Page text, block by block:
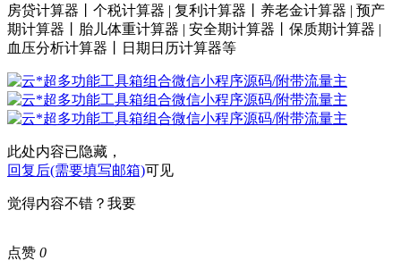
房贷计算器丨个税计算器 | 复利计算器丨养老金计算器 | 预产
期计算器丨胎儿体重计算器 | 安全期计算器丨保质期计算器 |
血压分析计算器丨日期日历计算器等
此处内容已隐藏，
回复后(需要填写邮箱)可见
觉得内容不错？我要
点赞 0